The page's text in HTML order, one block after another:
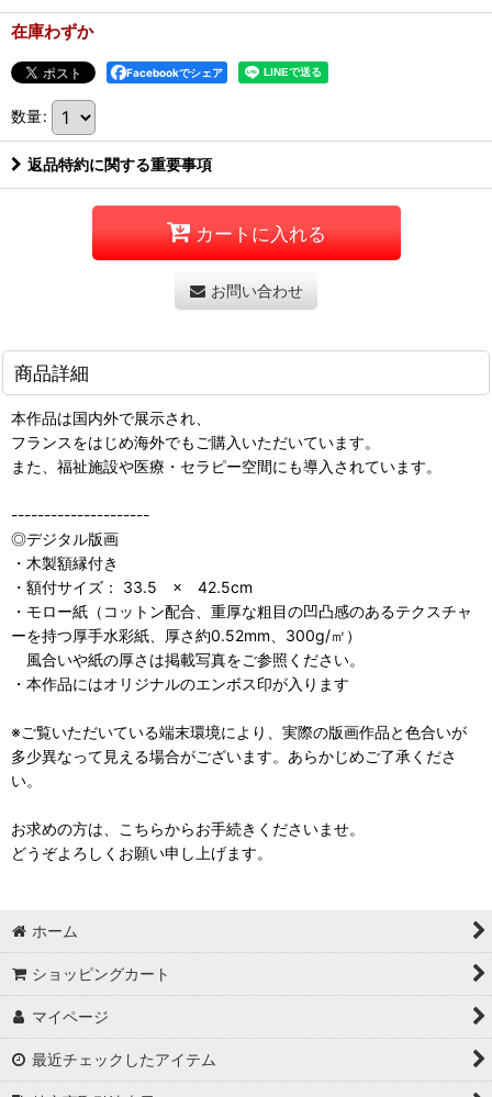
在庫わずか
Facebookでシェア
数量:
返品特約に関する重要事項
カートに入れる
お問い合わせ
商品詳細
本作品は国内外で展示され、
フランスをはじめ海外でもご購入いただいています。
また、福祉施設や医療・セラピー空間にも導入されています。
---------------------
◎デジタル版画
・木製額縁付き
・額付サイズ： 33.5 × 42.5cm
・モロー紙（コットン配合、重厚な粗目の凹凸感のあるテクスチャ
ーを持つ厚手水彩紙、厚さ約0.52mm、300g/㎡）
風合いや紙の厚さは掲載写真をご参照ください。
・本作品にはオリジナルのエンボス印が入ります
※ご覧いただいている端末環境により、実際の版画作品と色合いが
多少異なって見える場合がございます。あらかじめご了承くださ
い。
お求めの方は、こちらからお手続きくださいませ。
どうぞよろしくお願い申し上げます。
ホーム
ショッピングカート
マイページ
最近チェックしたアイテム